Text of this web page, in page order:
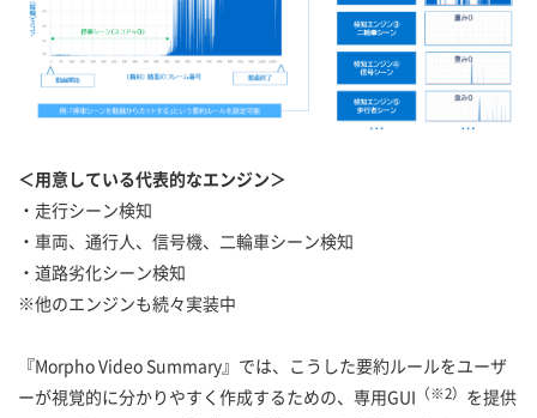
＜用意している代表的なエンジン＞
・走行シーン検知
・車両、通行人、信号機、二輪車シーン検知
・道路劣化シーン検知
※他のエンジンも続々実装中
『Morpho Video Summary』では、こうした要約ルールをユーザ
ーが視覚的に分かりやすく作成するための、専用GUI （※2） を提供